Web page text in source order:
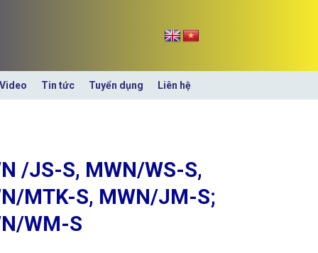
Video Tin tức Tuyển dụng Liên hệ
/JS-S, MWN/WS-S,
MTK-S, MWN/JM-S;
WM-S